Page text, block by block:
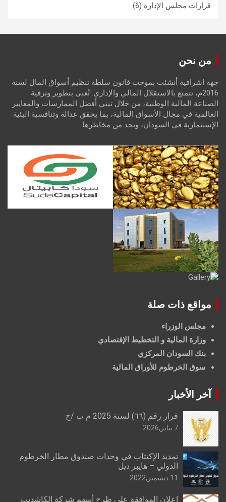
قرارات مجلس الإدارة (6)
من نحن
جهة اشرافية أنشئت بموجب قانون سلطة تنظيم أسواق المال لسنة
2016م، تتمتع بالاستقلال المالي والإداري. تُعنى بتطوير وترقية
الصناعة المالية الوطنية، من خلال تبني أفضل الممارسات والمعايير
العالمية في مجال الأسواق المالية، بما يحقق عدالة وتنافسية البئية
الإستثمارية في السودان، ويحد من مخاطرها.
مواقع ذات صلة
مجلس الوزراء
وزارة المالية و التخطيط الإقتصادي
بنك السودان المركزي
سوق الخرطوم للأوراق المالية
آخر الأخبار
قرار رقم (٦٦) لسنة 2025 م ب /ح
7 يناير,2026
تمديد الإكتتاب في وحدات صندوق مطار الخرطوم
الدولي – هايبر ديل
11 ديسمبر,2022
إعلان الموافقة على طرح أسهم شركة الكاشديب